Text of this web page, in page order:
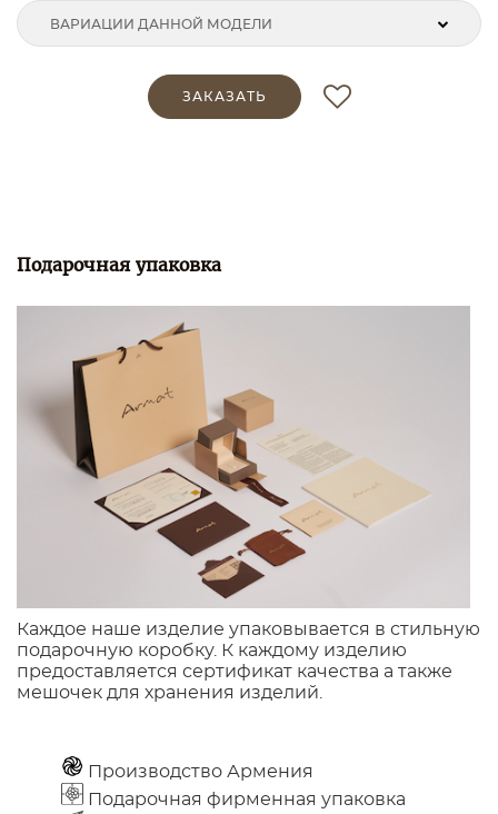
ВАРИАЦИИ ДАННОЙ МОДЕЛИ
ЗАКАЗАТЬ
Подарочная упаковка
Каждое наше изделие упаковывается в стильную
подарочную коробку. К каждому изделию
предоставляется сертификат качества а также
мешочек для хранения изделий.
Производство Армения
Подарочная фирменная упаковка